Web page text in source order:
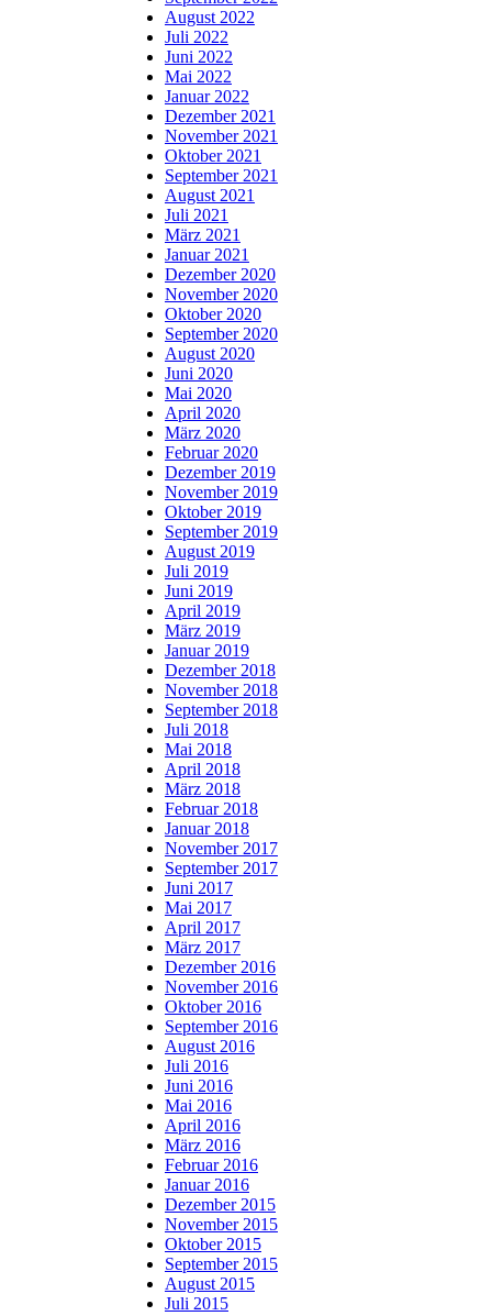
August 2022
Juli 2022
Juni 2022
Mai 2022
Januar 2022
Dezember 2021
November 2021
Oktober 2021
September 2021
August 2021
Juli 2021
März 2021
Januar 2021
Dezember 2020
November 2020
Oktober 2020
September 2020
August 2020
Juni 2020
Mai 2020
April 2020
März 2020
Februar 2020
Dezember 2019
November 2019
Oktober 2019
September 2019
August 2019
Juli 2019
Juni 2019
April 2019
März 2019
Januar 2019
Dezember 2018
November 2018
September 2018
Juli 2018
Mai 2018
April 2018
März 2018
Februar 2018
Januar 2018
November 2017
September 2017
Juni 2017
Mai 2017
April 2017
März 2017
Dezember 2016
November 2016
Oktober 2016
September 2016
August 2016
Juli 2016
Juni 2016
Mai 2016
April 2016
März 2016
Februar 2016
Januar 2016
Dezember 2015
November 2015
Oktober 2015
September 2015
August 2015
Juli 2015